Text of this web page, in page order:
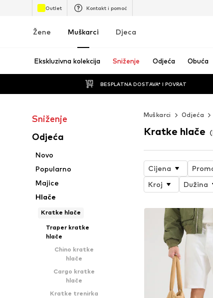
Outlet Kontakt i pomoć
Žene Muškarci Djeca
Ekskluzivna kolekcija Sniženje Odjeća Obuća
BESPLATNA DOSTAVA* I POVRAT
Sniženje
Odjeća
Novo
Popularno
Majice
Hlače
Kratke hlače
Traper kratke
hlače
Chino kratke
hlače
Cargo kratke
hlače
Kratke trenirka
Muškarci Odjeća
Kratke hlače
Cijena
Kroj
Dužina